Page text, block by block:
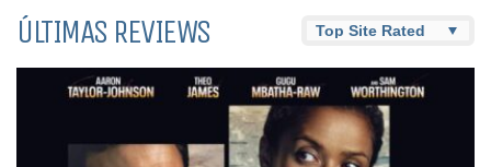
ÚLTIMAS REVIEWS